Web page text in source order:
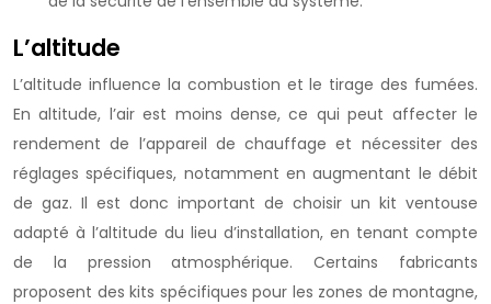
L’altitude
L’altitude influence la combustion et le tirage des fumées.
En altitude, l’air est moins dense, ce qui peut affecter le
rendement de l’appareil de chauffage et nécessiter des
réglages spécifiques, notamment en augmentant le débit
de gaz. Il est donc important de choisir un kit ventouse
adapté à l’altitude du lieu d’installation, en tenant compte
de la pression atmosphérique. Certains fabricants
proposent des kits spécifiques pour les zones de montagne,